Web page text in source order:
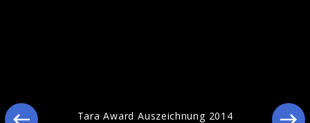
Tara Award Auszeichnung 2014